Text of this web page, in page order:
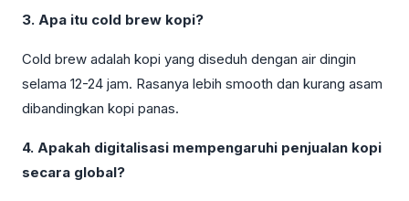
3. Apa itu cold brew kopi?
Cold brew adalah kopi yang diseduh dengan air dingin
selama 12-24 jam. Rasanya lebih smooth dan kurang asam
dibandingkan kopi panas.
4. Apakah digitalisasi mempengaruhi penjualan kopi
secara global?